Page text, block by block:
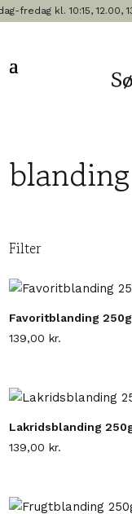
kl. 10:15, 12.00,
blanding
Filter
Favoritblanding 250g
139,00kr.
Lakridsblanding
139,00kr.